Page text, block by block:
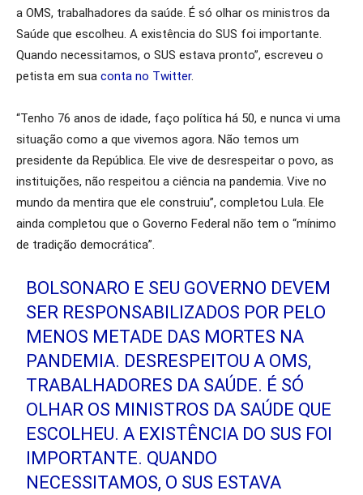
a OMS, trabalhadores da saúde. É só olhar os ministros da
Saúde que escolheu. A existência do SUS foi importante.
Quando necessitamos, o SUS estava pronto”, escreveu o
petista em sua conta no Twitter.
“Tenho 76 anos de idade, faço política há 50, e nunca vi uma
situação como a que vivemos agora. Não temos um
presidente da República. Ele vive de desrespeitar o povo, as
instituições, não respeitou a ciência na pandemia. Vive no
mundo da mentira que ele construiu”, completou Lula. Ele
ainda completou que o Governo Federal não tem o “mínimo
de tradição democrática”.
BOLSONARO E SEU GOVERNO DEVEM
SER RESPONSABILIZADOS POR PELO
MENOS METADE DAS MORTES NA
PANDEMIA. DESRESPEITOU A OMS,
TRABALHADORES DA SAÚDE. É SÓ
OLHAR OS MINISTROS DA SAÚDE QUE
ESCOLHEU. A EXISTÊNCIA DO SUS FOI
IMPORTANTE. QUANDO
NECESSITAMOS, O SUS ESTAVA